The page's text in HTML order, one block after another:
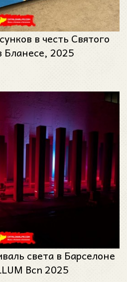
в честь Святого
Бланесе, 2025
света в Барселоне
Bcn 2025